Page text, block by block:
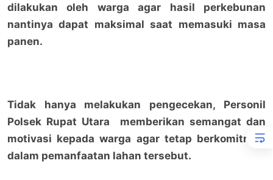
dilakukan oleh warga agar hasil perkebunan
nantinya dapat maksimal saat memasuki masa
panen.
Tidak hanya melakukan pengecekan, Personil
Polsek Rupat Utara memberikan semangat dan
motivasi kepada warga agar tetap berkomitmen
dalam pemanfaatan lahan tersebut.